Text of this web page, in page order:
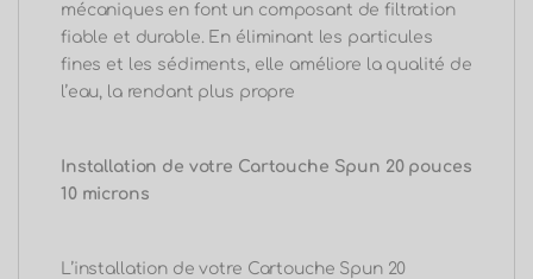
mécaniques en font un composant de filtration
fiable et durable. En éliminant les particules
fines et les sédiments, elle améliore la qualité de
l’eau, la rendant plus propre
Installation de votre Cartouche Spun 20 pouces
10 microns
L’installation de votre Cartouche Spun 20